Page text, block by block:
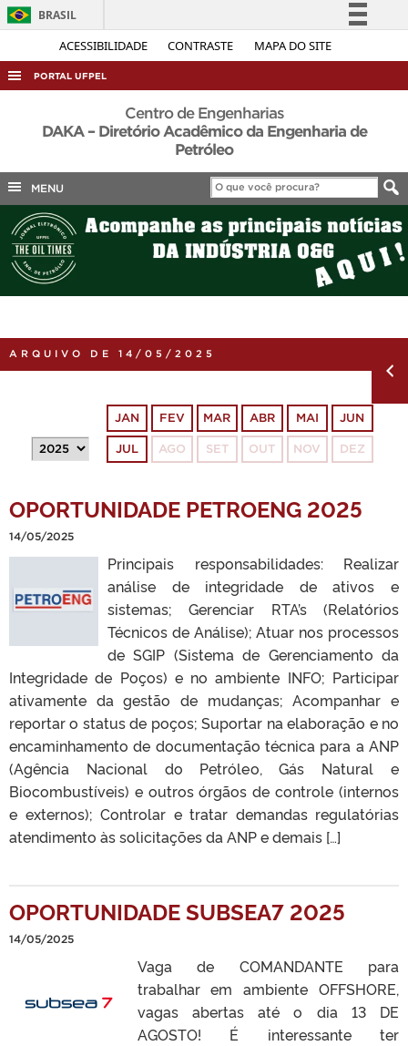
ACESSIBILIDADE CONTRASTE MAPA DO SITE
BRASIL
Simplifique!
Acesso à informação
Canais
PORTAL UFPEL
ACESSO À INFORMAÇÃO
AUDITORIA
EDITAIS
INTERNACIONAL
TELEFONES
Centro de Engenharias
DAKA – Diretório Acadêmico da Engenharia de
Petróleo
MENU
ARQUIVO DE 14/05/2025
JAN FEV MAR ABR MAI JUN
JUL AGO SET OUT NOV DEZ
OPORTUNIDADE PETROENG 2025
14/05/2025
Principais responsabilidades: Realizar
análise de integridade de ativos e
sistemas; Gerenciar RTA’s (Relatórios
Técnicos de Análise); Atuar nos processos
de SGIP (Sistema de Gerenciamento da
Integridade de Poços) e no ambiente INFO; Participar
ativamente da gestão de mudanças; Acompanhar e
reportar o status de poços; Suportar na elaboração e no
encaminhamento de documentação técnica para a ANP
(Agência Nacional do Petróleo, Gás Natural e
Biocombustíveis) e outros órgãos de controle (internos
e externos); Controlar e tratar demandas regulatórias
atendimento às solicitações da ANP e demais […]
OPORTUNIDADE SUBSEA7 2025
14/05/2025
Vaga de COMANDANTE para
trabalhar em ambiente OFFSHORE,
vagas abertas até o dia 13 DE
AGOSTO! É interessante ter